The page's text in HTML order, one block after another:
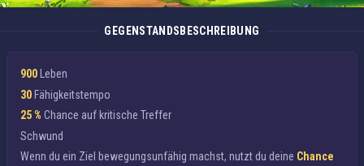
GEGENSTANDSBESCHREIBUNG
900 Leben
30Fähigkeitstempo
25 % Chance auf kritische Treffer
Schwund
Wenn du ein Ziel bewegungsunfähig machst, nutzt du deine Chance